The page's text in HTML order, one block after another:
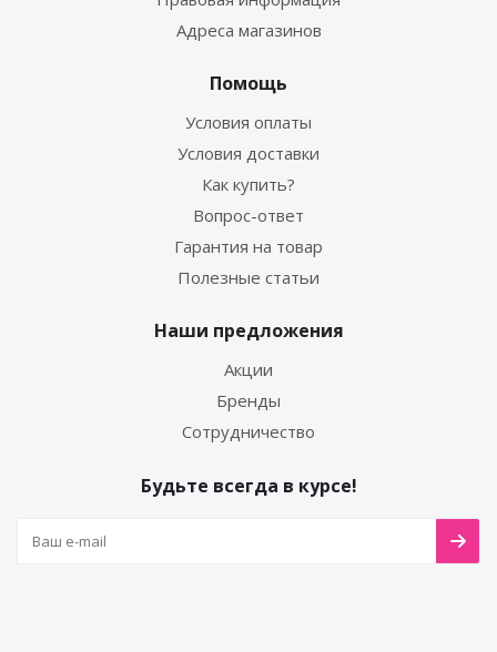
Адреса магазинов
Помощь
Условия оплаты
Условия доставки
Как купить?
Вопрос-ответ
Гарантия на товар
Полезные статьи
Наши предложения
Акции
Бренды
Сотрудничество
Будьте всегда в курсе!